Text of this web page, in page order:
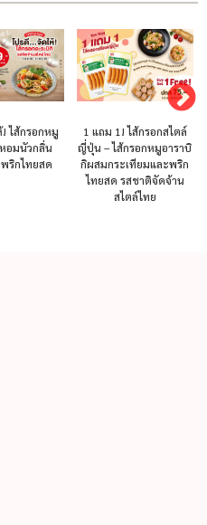
กรอกสไตล์
อกหมูอาราบิ
ยมและพริก
1 แถม 1 ไส้กรอกไก่
เวียนนา NH Foods อร่อย
ง่ายสไตล์ญี่ปุ่น ครีเอทเมนู
ไหนก็อร่อย!